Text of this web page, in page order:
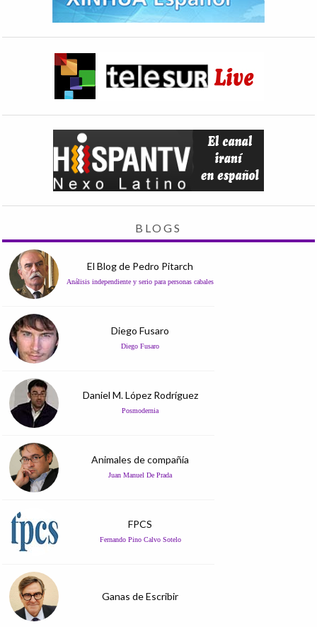
BLOGS
El Blog de Pedro Pitarch
Análisis independiente y serio para personas cabales
Diego Fusaro
Diego Fusaro
Daniel M. López Rodríguez
Posmodernia
Animales de compañía
Juan Manuel De Prada
FPCS
Fernando Pino Calvo Sotelo
Ganas de Escribir